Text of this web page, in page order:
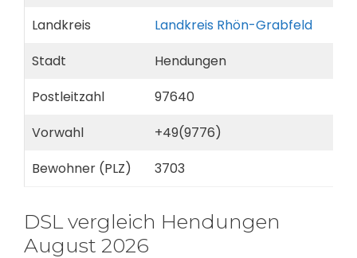
Landkreis
Landkreis Rhön-Grabfeld
Stadt
Hendungen
Postleitzahl
97640
Vorwahl
+49(9776)
Bewohner (PLZ)
3703
DSL vergleich Hendungen
August 2026